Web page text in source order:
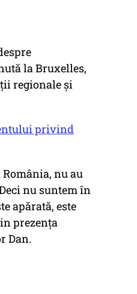
la Bruxelles,
regionale și
privind
nu au
nu suntem în
apărată, este
prezența
Dan.